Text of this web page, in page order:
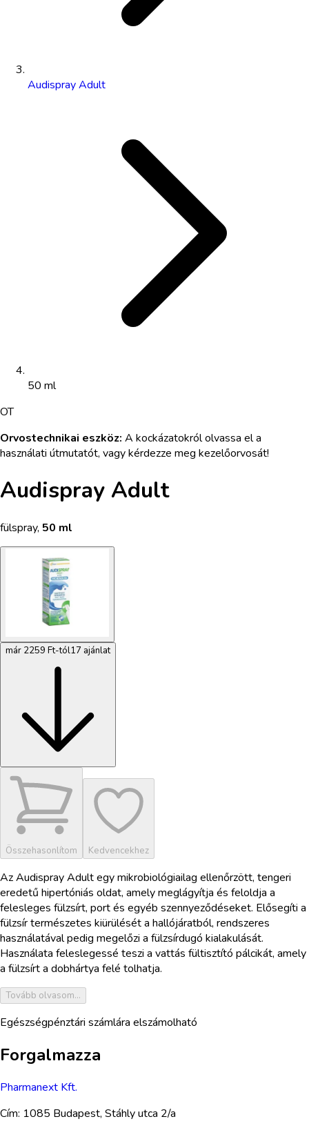
Audispray Adult
50 ml
OT
Orvostechnikai eszköz: A kockázatokról olvassa el a
használati útmutatót, vagy kérdezze meg kezelőorvosát!
Audispray Adult
fülspray, 50 ml
már 2259 Ft-tól17 ajánlat
Összehasonlítom Kedvencekhez
Az Audispray Adult egy mikrobiológiailag ellenőrzött, tengeri
eredetű hipertóniás oldat, amely meglágyítja és feloldja a
felesleges fülzsírt, port és egyéb szennyeződéseket. Elősegíti a
fülzsír természetes kiürülését a hallójáratból, rendszeres
használatával pedig megelőzi a fülzsírdugó kialakulását.
Használata feleslegessé teszi a vattás fültisztító pálcikát, amely
a fülzsírt a dobhártya felé tolhatja.
Tovább olvasom...
Egészségpénztári számlára elszámolható
Forgalmazza
Pharmanext Kft.
Cím: 1085 Budapest, Stáhly utca 2/a